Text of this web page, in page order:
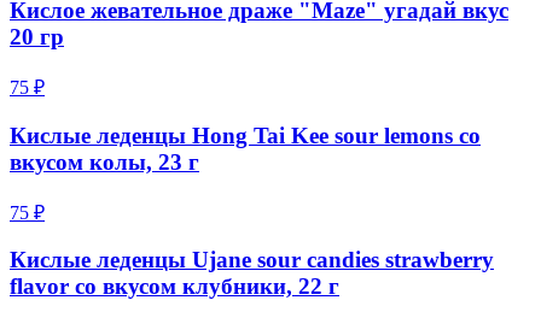
Кислое жевательное драже "Maze" угадай вкус
20 гр
75 ₽
Кислые леденцы Hong Tai Kee sour lemons со
вкусом колы, 23 г
75 ₽
Кислые леденцы Ujane sour candies strawberry
flavor со вкусом клубники, 22 г